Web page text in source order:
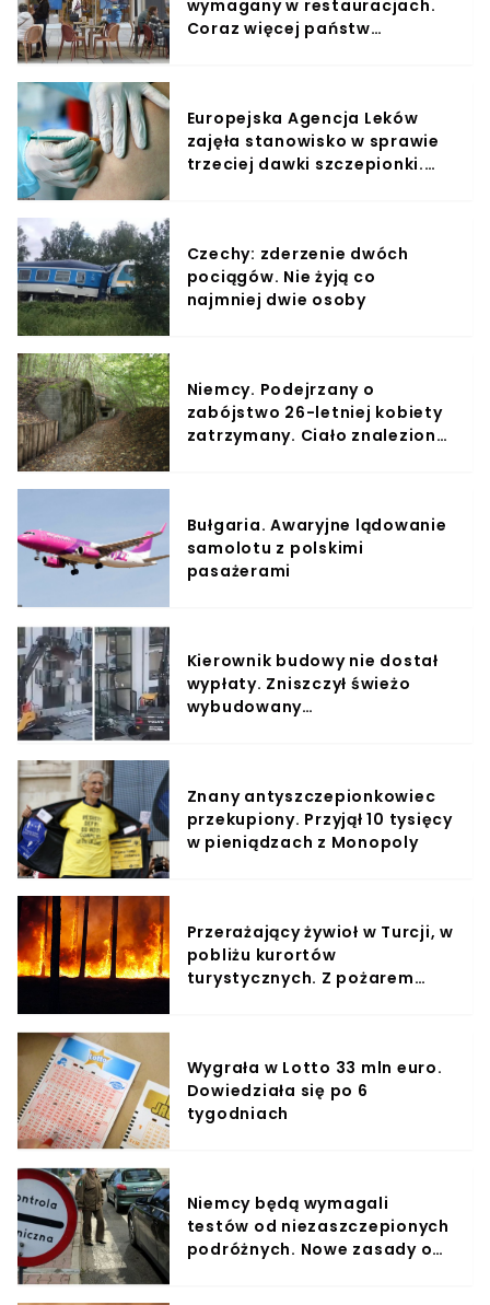
wymagany w restauracjach.
Coraz więcej państw
Europejska Agencja Leków
zajęła stanowisko w sprawie
trzeciej dawki szczepionki.
Czechy: zderzenie dwóch
pociągów. Nie żyją co
najmniej dwie osoby
Niemcy. Podejrzany o
zabójstwo 26-letniej kobiety
zatrzymany. Ciało znaleziono
Bułgaria. Awaryjne lądowanie
samolotu z polskimi
pasażerami
Kierownik budowy nie dostał
wypłaty. Zniszczył świeżo
wybudowany
Znany antyszczepionkowiec
przekupiony. Przyjął 10 tysięcy
w pieniądzach z Monopoly
Przerażający żywioł w Turcji, w
pobliżu kurortów
turystycznych. Z pożarem
Wygrała w Lotto 33 mln euro.
Dowiedziała się po 6
tygodniach
Niemcy będą wymagali
testów od niezaszczepionych
podróżnych. Nowe zasady od 1